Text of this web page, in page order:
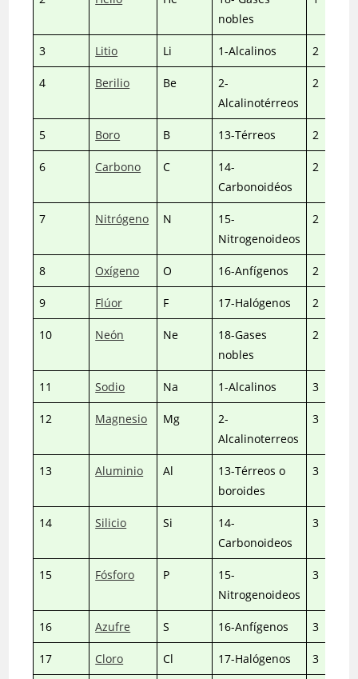
nobles
3 Litio Li 1-Alcalinos 2
4 Berilio Be
2-
Alcalinotérreos
2
5 Boro B 13-Térreos 2
6 Carbono C
14-
Carbonoidéos
2
7 Nitrógeno N
15-
Nitrogenoideos
2
8 Oxígeno O 16-Anfígenos 2
9 Flúor F 17-Halógenos 2
10 Neón Ne
18-Gases
nobles
2
11 Sodio Na 1-Alcalinos 3
12 Magnesio Mg
2-
Alcalinoterreos
3
13 Aluminio Al
13-Térreos o
boroides
3
14 Silicio Si
14-
Carbonoideos
3
15 Fósforo P
15-
Nitrogenoideos
3
16 Azufre S 16-Anfígenos 3
17 Cloro Cl 17-Halógenos 3